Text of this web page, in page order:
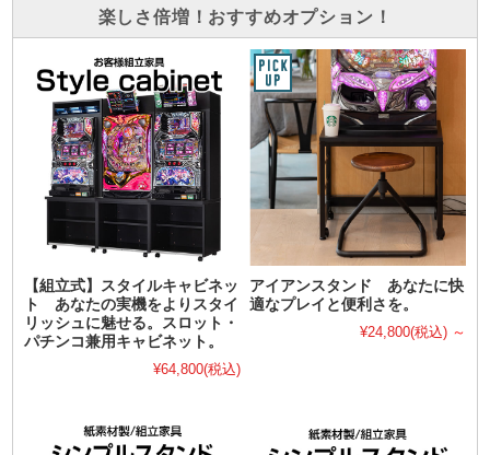
楽しさ倍増！おすすめオプション！
【組立式】スタイルキャビネッ
ト あなたの実機をよりスタイ
リッシュに魅せる。スロット・
パチンコ兼用キャビネット。
¥64,800(税込)
アイアンスタンド あなたに快
適なプレイと便利さを。
¥24,800(税込) ～